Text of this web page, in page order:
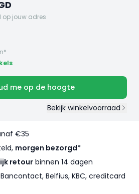
op jouw adres
me op de hoogte
Bekijk winkelvoorraad
€35
morgen bezorgd*
retour binnen 14 dagen
Belfius, KBC, creditcard